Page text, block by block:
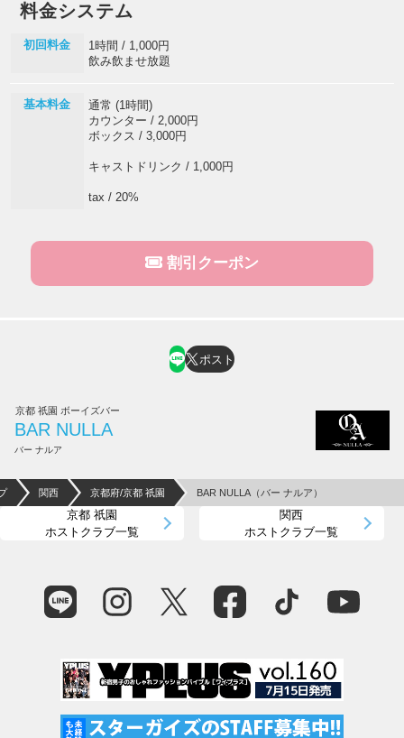
料金システム
初回料金
1時間 / 1,000円
飲み飲ませ放題
基本料金
通常 (1時間)
カウンター / 2,000円
ボックス / 3,000円
キャストドリンク / 1,000円
tax / 20%
割引クーポン
ポスト
京都 祇園 ボーイズバー
BAR NULLA
バー ナルア
関西 京都府/京都 祇園 BAR NULLA（バー ナルア）
京都 祇園
ホストクラブ一覧
関西
ホストクラブ一覧